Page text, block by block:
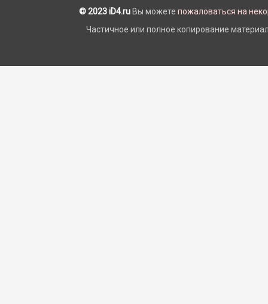
© 2023 iD4.ru Вы можете пожаловаться на
Частичное или полное копирование